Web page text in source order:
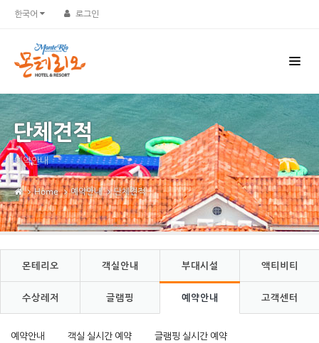
한국어 로그인
단체견적
예약안내
Home 예약안내 단체견적
몬테리오 객실안내 부대시설 액티비티
수상레저 글램핑 예약안내 고객센터
예약안내 객실 실시간 예약 글램핑 실시간 예약
Sketchbook5, 스케치북5